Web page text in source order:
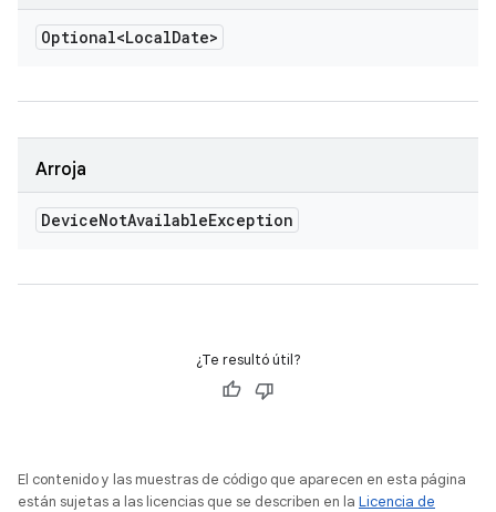
Optional<LocalDate>
Arroja
DeviceNotAvailableException
¿Te resultó útil?
El contenido y las muestras de código que aparecen en esta página
están sujetas a las licencias que se describen en la Licencia de